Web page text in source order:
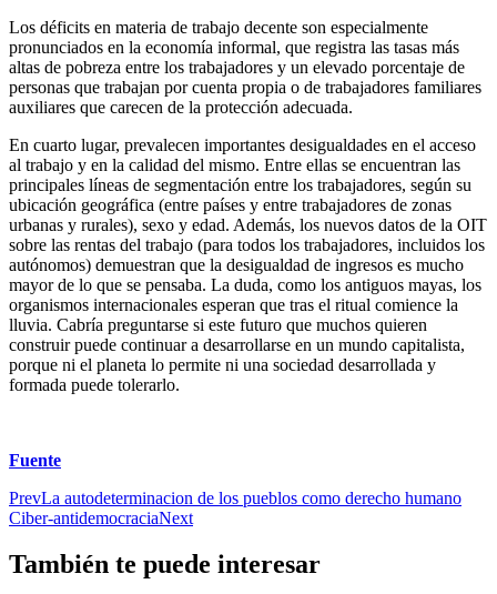
Los déficits en materia de trabajo decente son especialmente
pronunciados en la economía informal, que registra las tasas más
altas de pobreza entre los trabajadores y un elevado porcentaje de
personas que trabajan por cuenta propia o de trabajadores familiares
auxiliares que carecen de la protección adecuada.
En cuarto lugar, prevalecen importantes desigualdades en el acceso
al trabajo y en la calidad del mismo. Entre ellas se encuentran las
principales líneas de segmentación entre los trabajadores, según su
ubicación geográfica (entre países y entre trabajadores de zonas
urbanas y rurales), sexo y edad. Además, los nuevos datos de la OIT
sobre las rentas del trabajo (para todos los trabajadores, incluidos los
autónomos) demuestran que la desigualdad de ingresos es mucho
mayor de lo que se pensaba. La duda, como los antiguos mayas, los
organismos internacionales esperan que tras el ritual comience la
lluvia. Cabría preguntarse si este futuro que muchos quieren
construir puede continuar a desarrollarse en un mundo capitalista,
porque ni el planeta lo permite ni una sociedad desarrollada y
formada puede tolerarlo.
Fuente
PrevLa autodeterminacion de los pueblos como derecho humano
Ciber-antidemocraciaNext
También te puede interesar